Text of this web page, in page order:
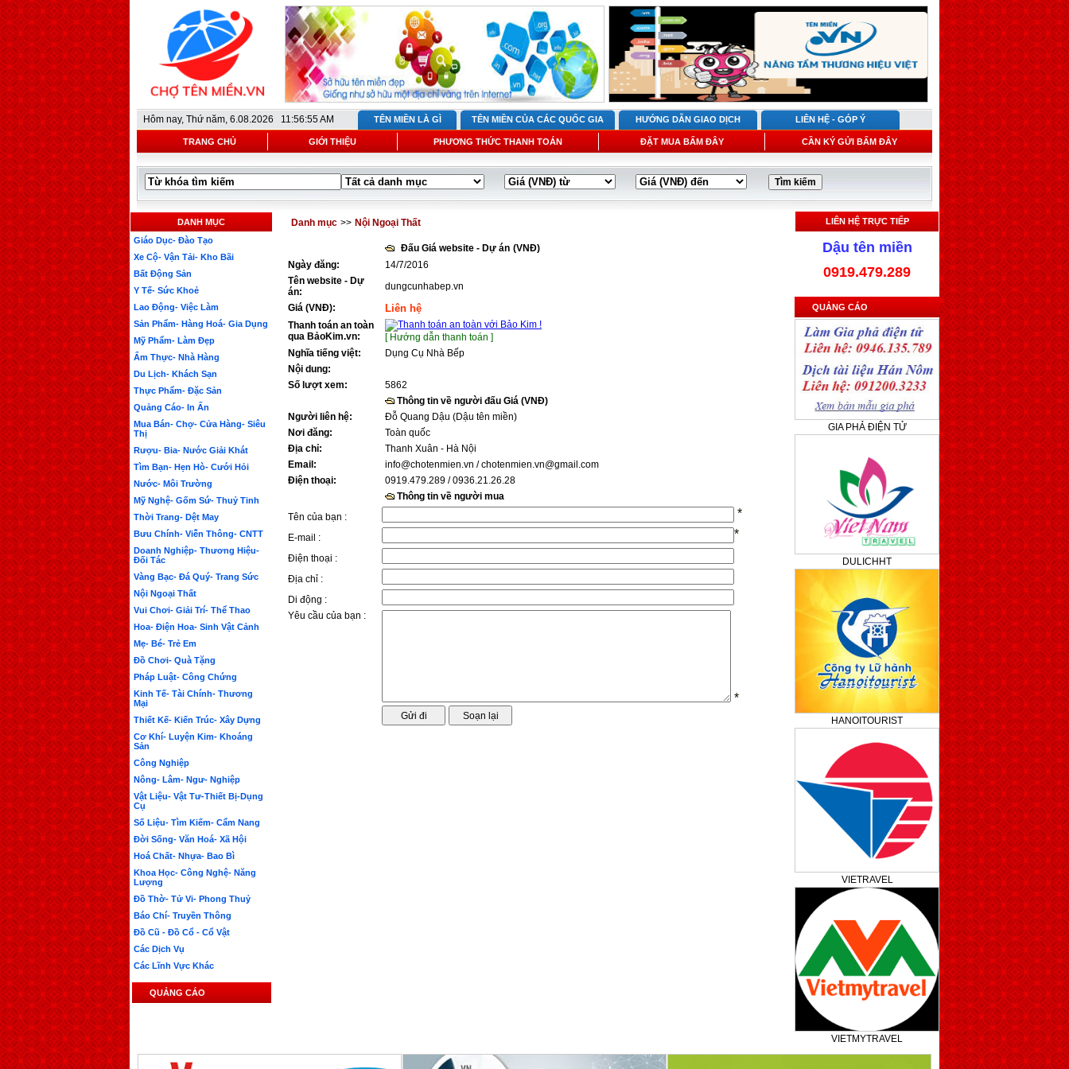
Hôm nay, Thứ năm, 6.08.2026 11:56:55 AM TÊN MIỀN LÀ GÌ TÊN MIỀN CỦA CÁC QUỐC GIA HƯỚNG DẪN GIAO DỊCH LIÊN HỆ - GÓP Ý
TRANG CHỦ GIỚI THIỆU PHƯƠNG THỨC THANH TOÁN ĐẶT MUA BẤM ĐÂY CẦN KÝ GỬI BẤM ĐÂY
DANH MỤC
Giáo Dục- Đào Tạo
Xe Cộ- Vận Tải- Kho Bãi
Bất Động Sản
Y Tế- Sức Khoẻ
Lao Động- Việc Làm
Sản Phẩm- Hàng Hoá- Gia Dụng
Mỹ Phẩm- Làm Đẹp
Ẩm Thực- Nhà Hàng
Du Lịch- Khách Sạn
Thực Phẩm- Đặc Sản
Quảng Cáo- In Ấn
Mua Bán- Chợ- Cửa Hàng- Siêu
Thị
Rượu- Bia- Nước Giải Khát
Tìm Bạn- Hẹn Hò- Cưới Hỏi
Nước- Môi Trường
Mỹ Nghệ- Gốm Sứ- Thuỷ Tinh
Thời Trang- Dệt May
Bưu Chính- Viễn Thông- CNTT
Doanh Nghiệp- Thương Hiệu-
Đối Tác
Vàng Bạc- Đá Quý- Trang Sức
Nội Ngoại Thất
Vui Chơi- Giải Trí- Thể Thao
Hoa- Điện Hoa- Sinh Vật Cảnh
Mẹ- Bé- Trẻ Em
Đồ Chơi- Quà Tặng
Pháp Luật- Công Chứng
Kinh Tế- Tài Chính- Thương
Mại
Thiết Kế- Kiến Trúc- Xây Dựng
Cơ Khí- Luyện Kim- Khoáng
Sản
Công Nghiệp
Nông- Lâm- Ngư- Nghiệp
Vật Liệu- Vật Tư-Thiết Bị-Dụng
Cụ
Số Liệu- Tìm Kiếm- Cẩm Nang
Đời Sống- Văn Hoá- Xã Hội
Hoá Chất- Nhựa- Bao Bì
Khoa Học- Công Nghệ- Năng
Lượng
Đồ Thờ- Tử Vi- Phong Thuỷ
Báo Chí- Truyền Thông
Đồ Cũ - Đồ Cổ - Cổ Vật
Các Dịch Vụ
Các Lĩnh Vực Khác
QUẢNG CÁO
Danh mục >> Nội Ngoại Thất
Đấu Giá website - Dự án (VNĐ)
Ngày đăng:
14/7/2016
Tên website - Dự
án:
dungcunhabep.vn
Giá (VNĐ):
Liên hệ
Thanh toán an toàn
qua BảoKim.vn:
[ Hướng dẫn thanh toán ]
Nghĩa tiếng việt:
Dụng Cụ Nhà Bếp
Nội dung:
Số lượt xem:
5862
Thông tin về người đấu Giá (VNĐ)
Người liên hệ:
Đỗ Quang Dậu (Dậu tên miền)
Nơi đăng:
Toàn quốc
Địa chỉ:
Thanh Xuân - Hà Nội
Email:
info@chotenmien.vn / chotenmien.vn@gmail.com
Điện thoại:
0919.479.289 / 0936.21.26.28
Thông tin về người mua
Tên của bạn :
*
E-mail : *
Điện thoại :
Địa chỉ :
Di động :
Yêu cầu của bạn :
*
LIÊN HỆ TRỰC TIẾP
Dậu tên miền
0919.479.289
QUẢNG CÁO
GIA PHẢ ĐIỆN TỬ
DULICHHT
HANOITOURIST
VIETRAVEL
VIETMYTRAVEL